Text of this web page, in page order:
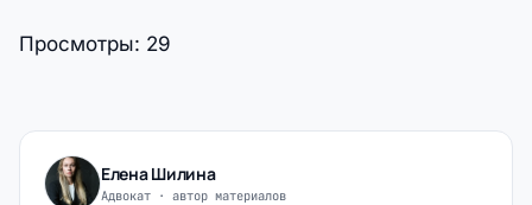
Просмотры: 29
Елена Шилина
Адвокат · автор материалов